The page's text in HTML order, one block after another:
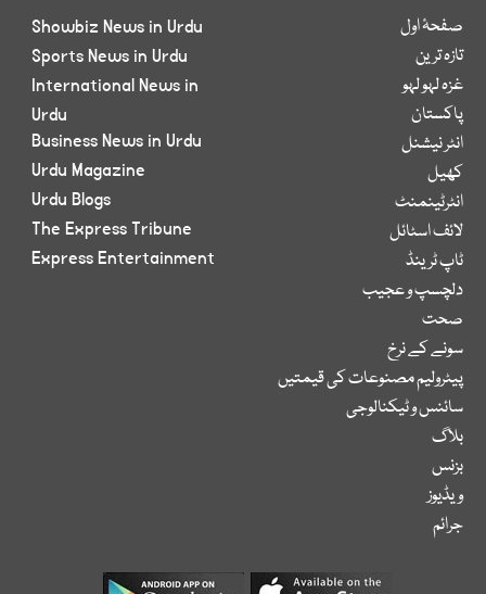
صفحۂ اول
تازہ ترین
غزہ لہو لہو
پاکستان
انٹر نیشنل
کھیل
انٹرٹینمنٹ
لائف اسٹائل
ٹاپ ٹرینڈ
دلچسپ و عجیب
صحت
سونے کے نرخ
پیٹرولیم مصنوعات کی قیمتیں
سائنس و ٹیکنالوجی
بلاگ
بزنس
ویڈیوز
جرائم
Showbiz News in Urdu
Sports News in Urdu
International News in
Urdu
Business News in Urdu
Urdu Magazine
Urdu Blogs
The Express Tribune
Express Entertainment